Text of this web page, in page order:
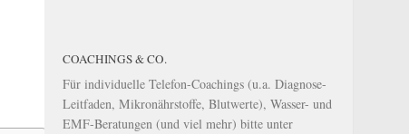
COACHINGS & CO.
Für individuelle Telefon-Coachings (u.a. Diagnose-
Leitfaden, Mikronährstoffe, Blutwerte), Wasser- und
EMF-Beratungen (und viel mehr) bitte unter